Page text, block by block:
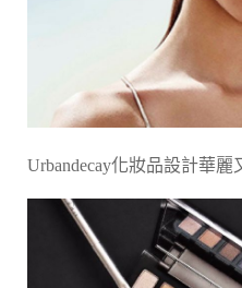
Urbandecay化妝品設計華